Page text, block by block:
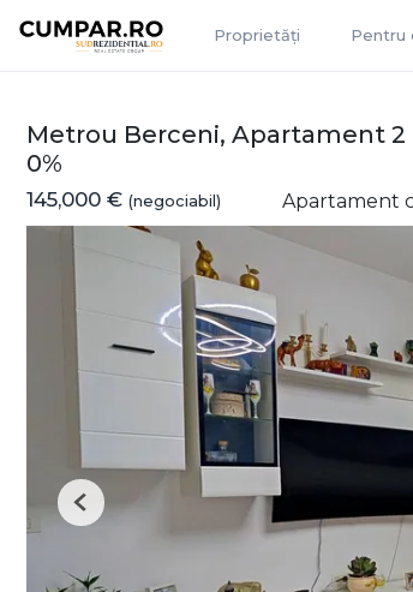
Proprietăți Pentru
Metrou Berceni, Apartament
0%
145,000 € (negociabil) Apartament
Previous